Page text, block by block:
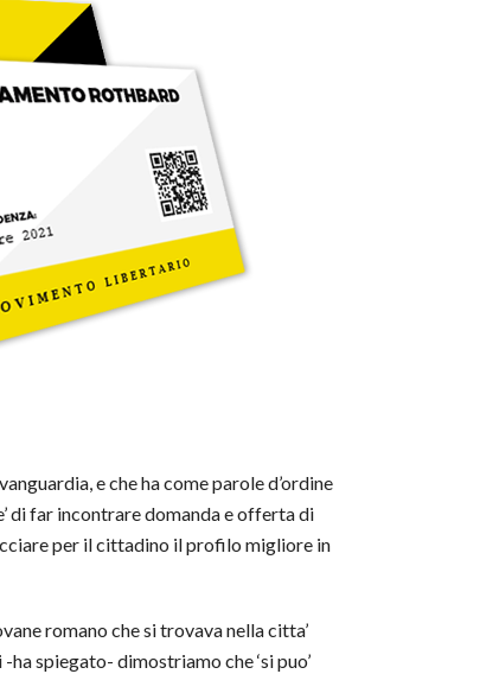
e che ha come parole d’ordine
di far incontrare domanda e offerta di
per il cittadino il profilo migliore in
romano che si trovava nella citta’
spiegato- dimostriamo che ‘si puo’